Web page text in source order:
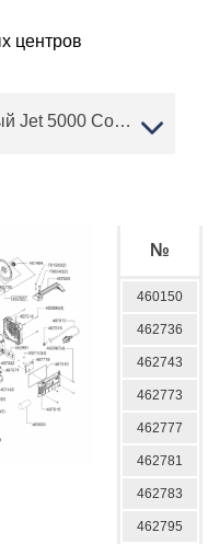
центров
1 АЛКО AL-KO насос садовый Jet 5000 Comfort Артикул: 112842
№
460150
462736
462743
462773
462777
462781
462783
462795